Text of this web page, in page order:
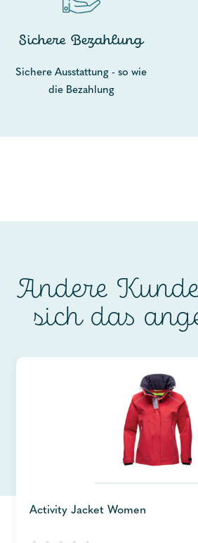
Sichere Bezahlung
Sichere Ausstattung - so wie
die Bezahlung
Andere
sich das
Activity Jacket Women